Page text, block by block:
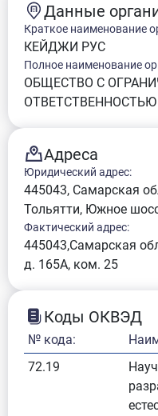
Данные
Краткое наименование
КЕЙДЖИ РУС
Полное наименование
ОБЩЕСТВО С
Адреса
Юридический адрес:
445043, Самарская
Тольятти, Южное
Фактический адрес:
445043,Самарская
д. 165А, ком. 25
Коды ОКВЭД
№ кода:
72.19